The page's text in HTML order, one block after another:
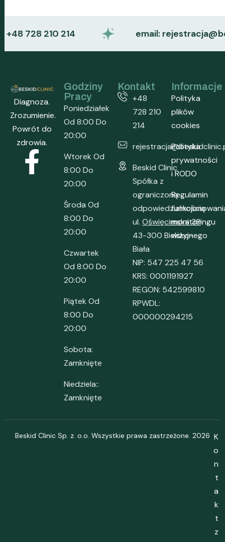
728 210 214 email:
Diagnoza.
Zrozumienie.
Powrót do
zdrowia.
Godziny
Pracy
Poniedziałek
Od 8:00 Do
20:00
Wtorek Od
8:00 Do
20:00
Środa Od
8:00 Do
20:00
Czwartek
Od 8:00 Do
20:00
Piątek Od
8:00 Do
20:00
Sobota:
Zamknięte
Niedziela::
Zamknięte
Kontakt
+48
728 210
214
Beskid Clinic
Spółka z
ograniczoną
odpowiedzialnością
ul. Oświęcimska 39
43-300 Bielsko-
Biała
NIP: 547 225 47 56
KRS: 0001191927
REGON: 542599810
RPWDL:
000000294215
Informacje
Polityka
plików
cookies
Polityka
prywatności
i RODO
Regulamin
monitoringu
wizyjnego
Beskid Clinic Sp. z. o.o. Wszystkie prawa zastrzeżone. 2026 K
o
n
t
a
k
t
z